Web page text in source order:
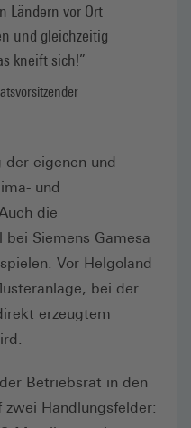
Ländern vor Ort
und gleichzeitig
kneift sich!
eigenen und
und
die
Siemens Gamesa
Vor Helgoland
bei der
erzeugtem
Betriebsrat in den
Handlungsfelder: